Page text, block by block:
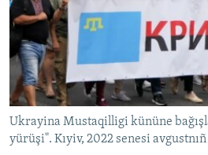
BLOGLAR
FİKİR
Русский
Українською
QOŞULIÑIZ!
Ukrayina Mustaqilligi kününe
yürüşi". Kıyiv, 2022 senesi